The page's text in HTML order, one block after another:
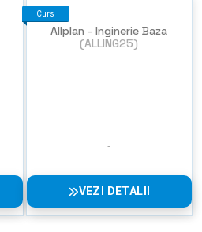
Curs
Allplan - Inginerie Baza
(ALLING25)
VEZI DETALII